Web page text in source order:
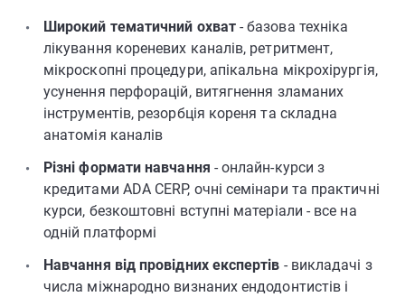
Широкий тематичний охват- базова техніка
лікування кореневих каналів, ретритмент,
мікроскопні процедури, апікальна мікрохірургія,
усунення перфорацій, витягнення зламаних
інструментів, резорбція кореня та складна
анатомія каналів
Різні формати навчання - онлайн-курси з
кредитами ADA CERP, очні семінари та практичні
курси, безкоштовні вступні матеріали - все на
одній платформі
Навчання від провідних експертів - викладачі з
числа міжнародно визнаних ендодонтистів і